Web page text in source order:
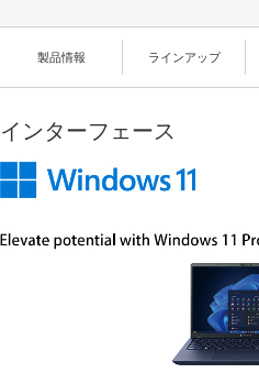
製品情報 ラインアップ
インターフェース